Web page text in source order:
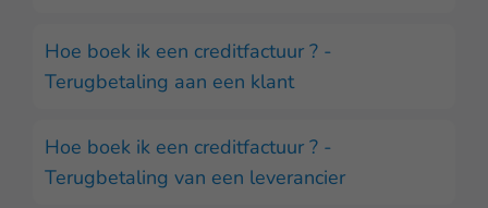
Hoe boek ik een creditfactuur ? -
Terugbetaling aan een klant
Hoe boek ik een creditfactuur ? -
Terugbetaling van een leverancier